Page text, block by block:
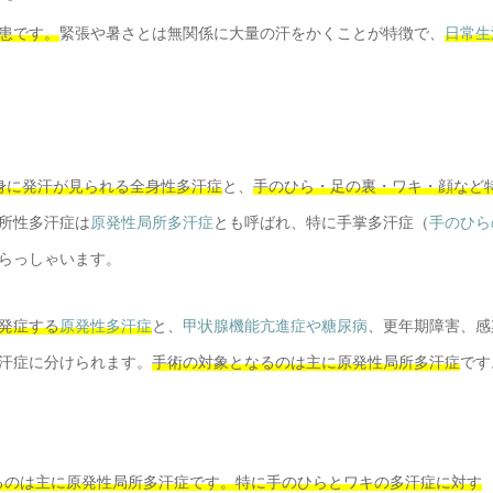
です。緊張や暑さとは無関係に大量の汗をかくことが特徴で、 日常
に発汗が見られる全身性多汗症と、 手のひら・足の裏・ワキ・顔など
性多汗症は原発性局所多汗症とも呼ばれ、特に手掌多汗症（手のひ
っしゃいます。
症する原発性多汗症と、 甲状腺機能亢進症や糖尿病 、更年期障害、
症に分けられます。 手術の対象となるのは主に原発性局所多汗症です
は主に原発性局所多汗症です。特に手のひらとワキの多汗症に対す